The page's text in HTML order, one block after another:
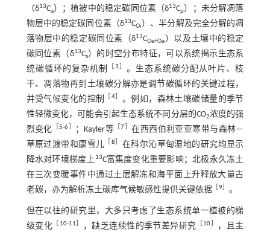
（δ13Ca）；植被中的稳定碳同位素（δ13Cp）；未分解凋落
物层中的稳定碳同位素（δ13COi）、半分解及完全分解的凋
落物层中的稳定碳同位素（δ13COe+Oa）以及土壤中的稳定
碳同位素（δ13Cs）的时空分布特征，可以系统揭示生态系
统碳循环的复杂机制
3
。生态系统碳分配从叶片、枝
干、凋落物再到土壤碳分解亦是调节碳循环的关键过程，
并受气候变化的控制
4］ 。例如，森林土壤碳储量的季节
性轻微变化，可能会引起生态系统不同分层的CO2浓度的强
烈变化 ［5-6 ；Kayler等 ［7 ］在西西伯利亚亚寒带与森林—
草原过渡带和康雪儿
8
在科尔沁草甸湿地的研究均显示
降水对环境梯度上13C富集度变化重要影响；北极永久冻土
在三次变暖事件中通过土层解冻和海平面上升释放大量古
老碳，亦为解析冻土碳库气候敏感性提供关键依据［ 9］ 。
但在以往的研究里，大多只考虑了生态系统单一植被的梯
级变化
10-11 ，缺乏连续性的季节差异研究 10
，且主